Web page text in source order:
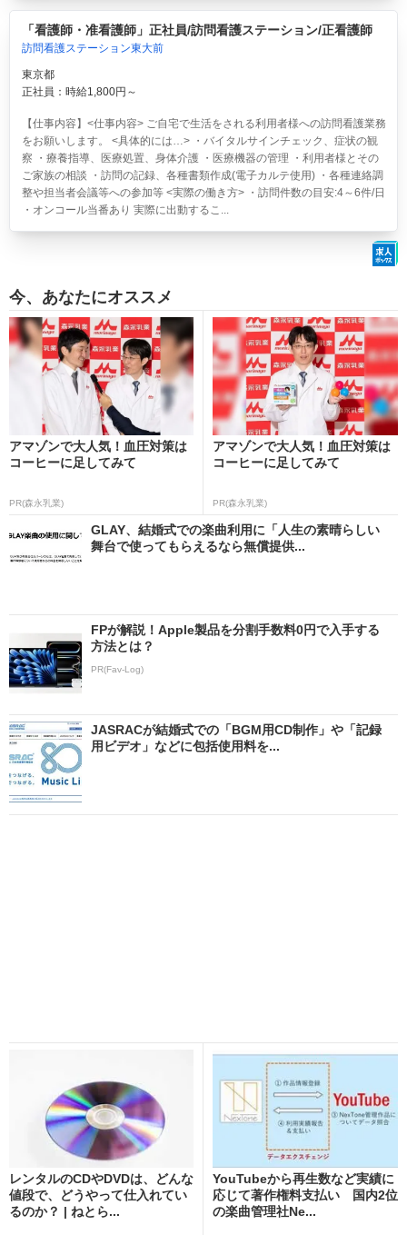
「看護師・准看護師」正社員/訪問看護ステーション/正看護師
訪問看護ステーション東大前
東京都
正社員：時給1,800円～
【仕事内容】<仕事内容> ご自宅で生活をされる利用者様への訪問看護業務
をお願いします。 <具体的には…> ・バイタルサインチェック、症状の観
察 ・療養指導、医療処置、身体介護 ・医療機器の管理 ・利用者様とその
ご家族の相談 ・訪問の記録、各種書類作成(電子カルテ使用) ・各種連絡調
整や担当者会議等への参加等 <実際の働き方> ・訪問件数の目安:4～6件/日
・オンコール当番あり 実際に出動するこ...
今、あなたにオススメ
アマゾンで大人気！血圧対策は
コーヒーに足してみて
PR(森永乳業)
アマゾンで大人気！血圧対策は
コーヒーに足してみて
PR(森永乳業)
GLAY、結婚式での楽曲利用に「人生の素晴らしい
舞台で使ってもらえるなら無償提供...
FPが解説！Apple製品を分割手数料0円で入手する
方法とは？
PR(Fav-Log)
JASRACが結婚式での「BGM用CD制作」や「記録
用ビデオ」などに包括使用料を...
レンタルのCDやDVDは、どんな
値段で、どうやって仕入れてい
るのか？ | ねとら...
YouTubeから再生数など実績に
応じて著作権料支払い 国内2位
の楽曲管理社Ne...